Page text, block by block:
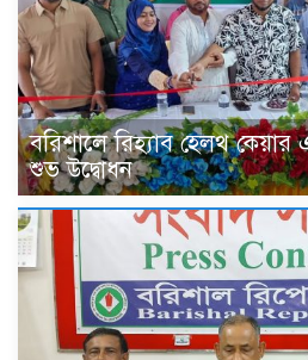
বরিশালে রিহ্যাব হেলথ কেয়ার
শুভ উদ্বোধন